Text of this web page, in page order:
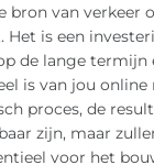
bron van verkeer
is een
de lange termijn
is van jou
proces, de
zijn, maar
voor het